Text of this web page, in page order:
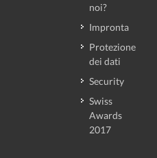
noi?
Impronta
Protezione
dei dati
Security
Swiss
Awards
2017